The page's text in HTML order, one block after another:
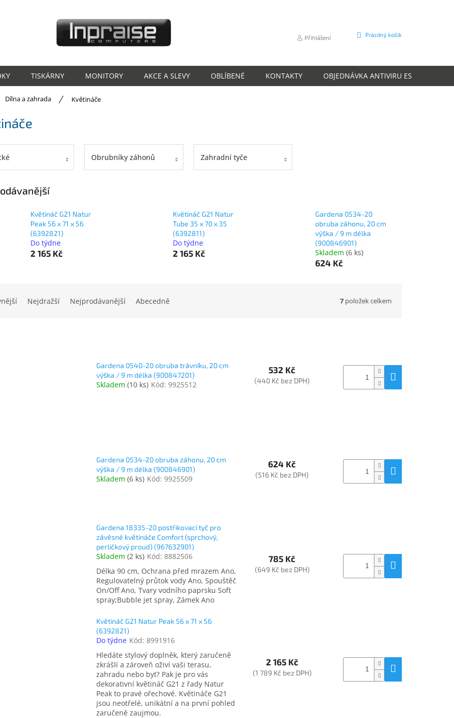
Přihlášení
NÁKUPNÍ
Prázdný košík
TISKÁRNY MONITORY AKCE A SLEVY OBLÍBENÉ KONTAKTY OBJEDNÁVKA ANTIVIRU ESET
Dílna a zahrada Květináče
Obrubníky záhonů Zahradní tyče
Květináč G21 Natur
Peak 56 x 71 x 56
(6392821)
Do týdne
2 165 Kč
Květináč G21 Natur
Tube 35 x 70 x 35
(6392811)
Do týdne
2 165 Kč
Gardena 0534-20
obruba záhonu, 20 cm
výška / 9 m délka
(900846901)
Skladem (6 ks)
624 Kč
Nejdražší Nejprodávanější Abecedně 7 položek celkem
Gardena 0540-20 obruba trávníku, 20 cm
výška / 9 m délka (900847201)
Skladem (10 ks) Kód: 9925512
532 Kč
(440 Kč bez DPH)
Gardena 0534-20 obruba záhonu, 20 cm
výška / 9 m délka (900846901)
Skladem (6 ks) Kód: 9925509
624 Kč
(516 Kč bez DPH)
Gardena 18335-20 postřikovací tyč pro
závěsné květináče Comfort (sprchový,
perličkový proud) (967632901)
Skladem (2 ks) Kód: 8882506
Délka 90 cm, Ochrana před mrazem Ano,
Regulovatelný průtok vody Ano, Spouštěč
On/Off Ano, Tvary vodního paprsku Soft
spray;Bubble jet spray, Zámek Ano
785 Kč
(649 Kč bez DPH)
Květináč G21 Natur Peak 56 x 71 x 56
(6392821)
Do týdne Kód: 8991916
Hledáte stylový doplněk, který zaručeně
zkrášlí a zároveň oživí vaši terasu,
zahradu nebo byt? Pak je pro vás
dekorativní květináč G21 z řady Natur
Peak to pravé ořechové. Květináče G21
jsou neotřelé, unikátní a na první pohled
zaručeně zaujmou.
2 165 Kč
(1 789 Kč bez DPH)